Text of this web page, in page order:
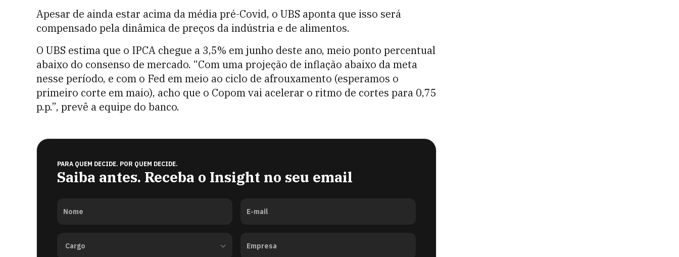
Apesar de ainda estar acima da média pré-Covid, o UBS aponta que isso será
compensado pela dinâmica de preços da indústria e de alimentos.
O UBS estima que o IPCA chegue a 3,5% em junho deste ano, meio ponto percentual
abaixo do consenso de mercado. “Com uma projeção de inflação abaixo da meta
nesse período, e com o Fed em meio ao ciclo de afrouxamento (esperamos o
primeiro corte em maio), acho que o Copom vai acelerar o ritmo de cortes para 0,75
p.p.”, prevê a equipe do banco.
PARA QUEM DECIDE. POR QUEM DECIDE.
Saiba antes. Receba o Insight no seu email
Nome E-mail
Empresa